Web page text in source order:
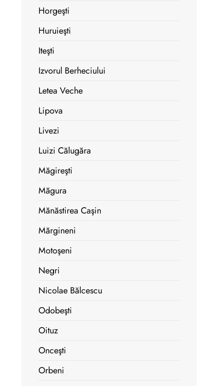
Horgeşti
Huruieşti
Iteşti
Izvorul Berheciului
Letea Veche
Lipova
Livezi
Luizi Călugăra
Măgireşti
Măgura
Mănăstirea Caşin
Mărgineni
Motoşeni
Negri
Nicolae Bălcescu
Odobeşti
Oituz
Onceşti
Orbeni